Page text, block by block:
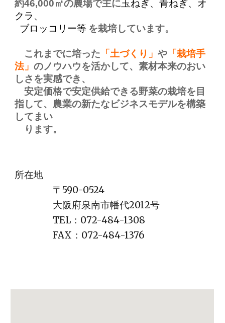
約46,000㎡の農場で主に玉ねぎ、青ねぎ、オ
クラ、
ブロッコリー等 を栽培しています。
これまでに培った 「土づくり」や 「栽培手
法」のノウハウを活かして、素材本来のおい
しさを実感でき、
安定価格で安定供給できる野菜の栽培を目
指して、農業の新たなビジネスモデルを構築
してまい
ります。
所在地
〒590-0524
大阪府泉南市幡代2012号
TEL：072-484-1308
FAX：072-484-1376